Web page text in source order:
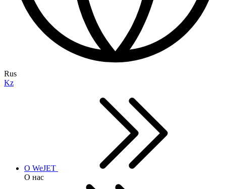
Rus
Kz
О WeJET
О нас